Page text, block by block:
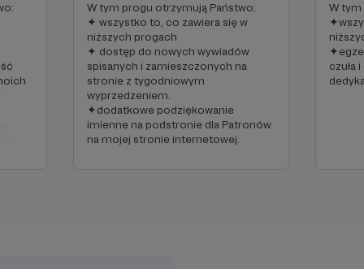
W tym progu otrzymują Państwo:
✦ wszystko to, co zawiera się w
niższych progach
✦ dostęp do nowych wywiadów
spisanych i zamieszczonych na
stronie z tygodniowym
wyprzedzeniem.
✦dodatkowe podziękowanie
imienne na podstronie dla Patronów
na mojej stronie internetowej.
W
czuła